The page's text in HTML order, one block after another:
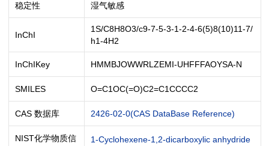
稳定性 湿气敏感
InChI
1S/C8H8O3/c9-7-5-3-1-2-4-6(5)8(10)11-7/
h1-4H2
InChIKey HMMBJOWWRLZEMI-UHFFFAOYSA-N
SMILES O=C1OC(=O)C2=C1CCCC2
CAS 数据库 2426-02-0(CAS DataBase Reference)
NIST化学物质信
1-Cyclohexene-1,2-dicarboxylic anhydride